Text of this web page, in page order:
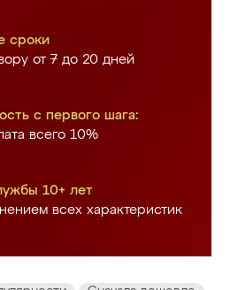
сроки
от 7 до 20 дней
с первого шага:
всего 10%
10+ лет
всех характеристик